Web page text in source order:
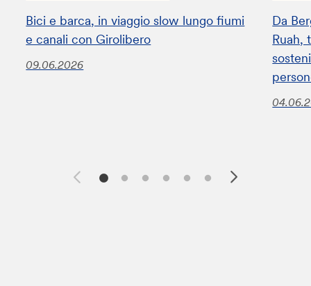
Bici e barca, in viaggio slow lungo fiumi
e canali con Girolibero
09.06.2026
Da
Ruah,